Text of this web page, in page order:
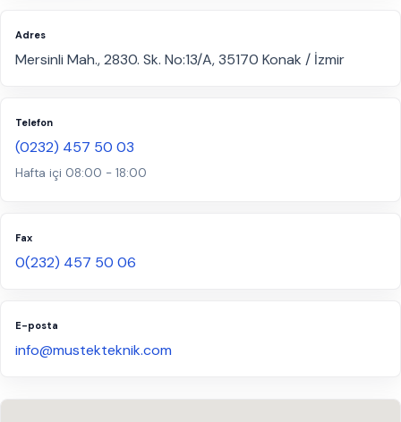
Adres
Mersinli Mah., 2830. Sk. No:13/A, 35170 Konak / İzmir
Telefon
(0232) 457 50 03
Hafta içi 08:00 - 18:00
Fax
0(232) 457 50 06
E-posta
info@mustekteknik.com